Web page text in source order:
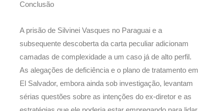
Conclusão
A prisão de Silvinei Vasques no Paraguai e a
subsequente descoberta da carta peculiar adicionam
camadas de complexidade a um caso já de alto perfil.
As alegações de deficiência e o plano de tratamento em
El Salvador, embora ainda sob investigação, levantam
sérias questões sobre as intenções do ex-diretor e as